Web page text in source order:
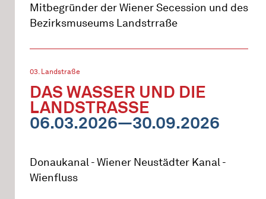
Mitbegründer der Wiener Secession und des
Bezirksmuseums Landstrraße
03. Landstraße
DAS WASSER UND DIE
LANDSTRASSE
06.03.2026—30.09.2026
Donaukanal - Wiener Neustädter Kanal -
Wienfluss